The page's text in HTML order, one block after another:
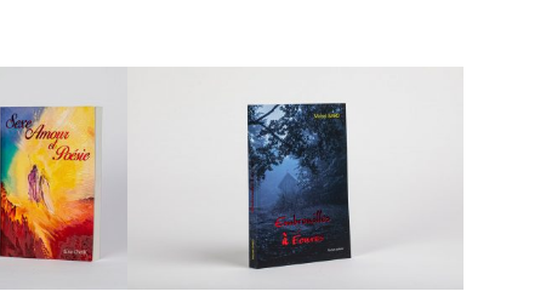
limite, jusqu’au BAT machine…